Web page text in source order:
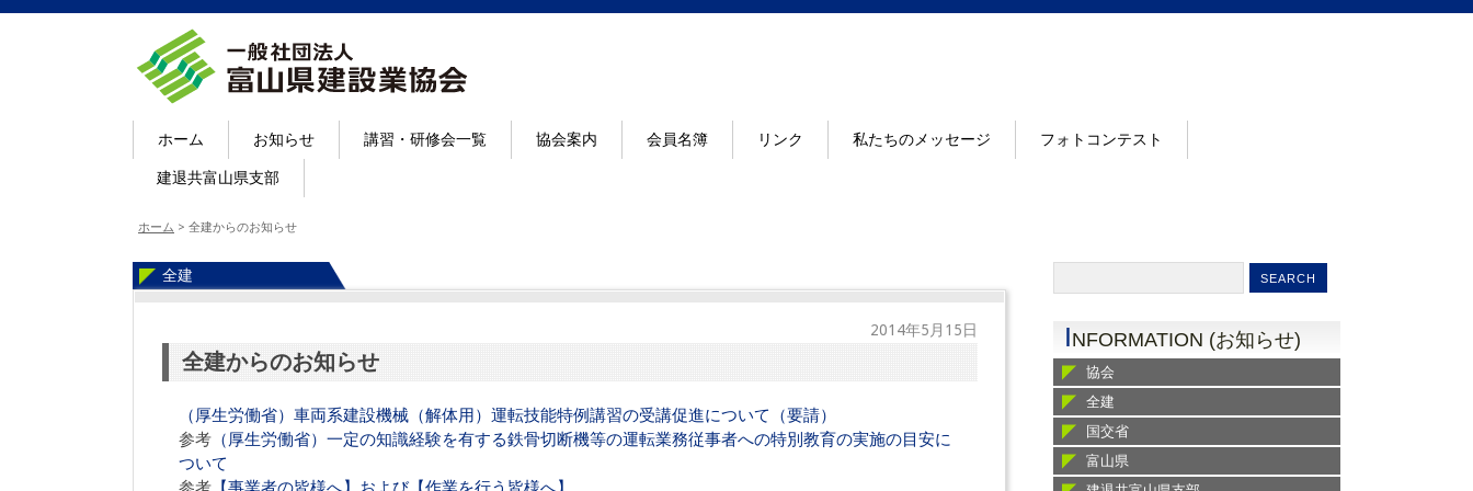
ホーム お知らせ 講習・研修会一覧 協会案内 会員名簿 リンク 私たちのメッセージ フォトコンテスト
建退共富山県支部
ホーム > 全建からのお知らせ
全建
2014年5月15日
全建からのお知らせ
（厚生労働省）車両系建設機械（解体用）運転技能特例講習の受講促進について（要請）
参考（厚生労働省）一定の知識経験を有する鉄骨切断機等の運転業務従事者への特別教育の実施の目安に
ついて
INFORMATION (お知らせ)
協会
全建
国交省
富山県